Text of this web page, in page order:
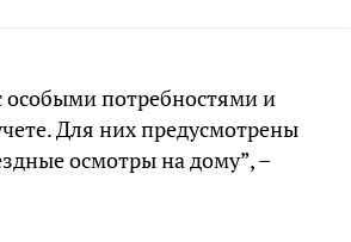
особыми потребностями и
Для них предусмотрены
осмотры на дому”, –